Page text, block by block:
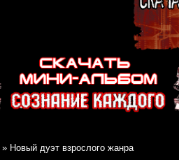
» Новый дуэт взрослого жанра